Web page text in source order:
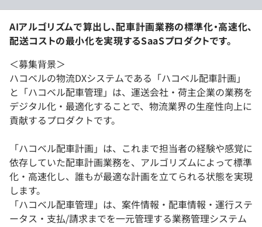
AIアルゴリズムで算出し、配車計画業務の標準化・高速化、
配送コストの最小化を実現するSaaSプロダクトです。
＜募集背景＞
ハコベルの物流DXシステムである「ハコベル配車計画」
と「ハコベル配車管理」は、運送会社・荷主企業の業務を
デジタル化・最適化することで、物流業界の生産性向上に
貢献するプロダクトです。
「ハコベル配車計画」は、これまで担当者の経験や感覚に
依存していた配車計画業務を、アルゴリズムによって標準
化・高速化し、誰もが最適な計画を立てられる状態を実現
します。
「ハコベル配車管理」は、案件情報・配車情報・運行ステ
ータス・支払/請求までを一元管理する業務管理システム